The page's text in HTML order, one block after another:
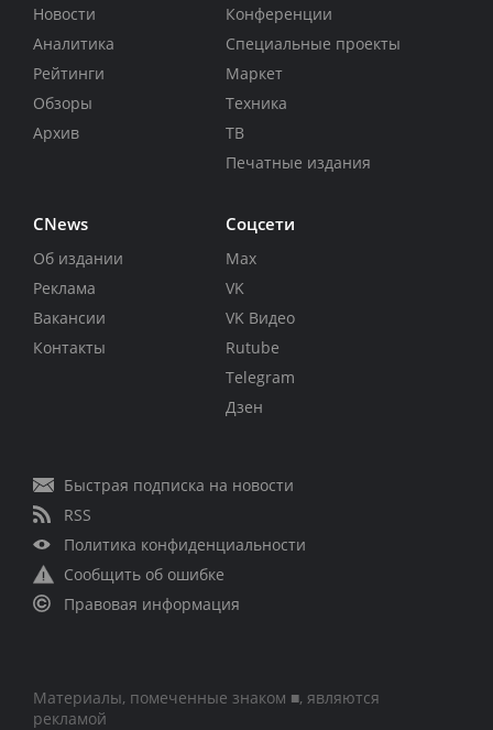
Новости
Аналитика
Рейтинги
Обзоры
Архив
Конференции
Специальные проекты
Маркет
Техника
ТВ
Печатные издания
CNews
Об издании
Реклама
Вакансии
Контакты
Соцсети
Max
VK
VK Видео
Rutube
Telegram
Дзен
Быстрая подписка на новости
RSS
Политика конфиденциальности
Сообщить об ошибке
Правовая информация
Материалы, помеченные знаком ■, являются
рекламой